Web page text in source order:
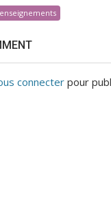
enseignements
connecter pour